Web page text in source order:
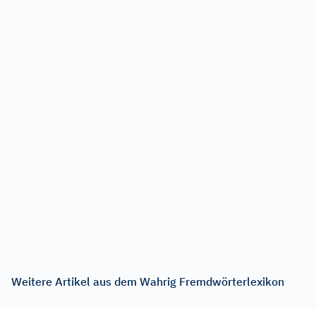
Weitere Artikel aus dem Wahrig Fremdwörterlexikon